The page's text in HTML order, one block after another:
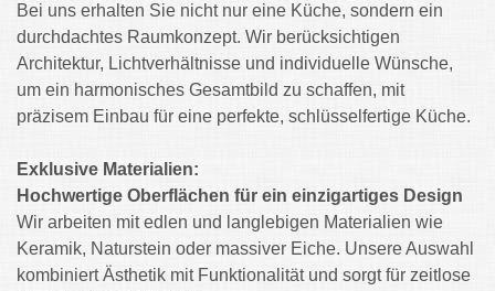
Bei uns erhalten Sie nicht nur eine Küche, sondern ein
durchdachtes Raumkonzept. Wir berücksichtigen
Architektur, Lichtverhältnisse und individuelle Wünsche,
um ein harmonisches Gesamtbild zu schaffen, mit
präzisem Einbau für eine perfekte, schlüsselfertige Küche.
Exklusive Materialien:
Hochwertige Oberflächen für ein einzigartiges Design
Wir arbeiten mit edlen und langlebigen Materialien wie
Keramik, Naturstein oder massiver Eiche. Unsere Auswahl
kombiniert Ästhetik mit Funktionalität und sorgt für zeitlose